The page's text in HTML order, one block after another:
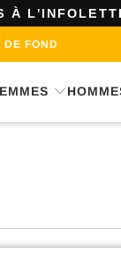
À
DE FOND